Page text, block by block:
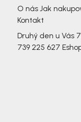
O nás Jak
Kontakt
Druhý den u Vás
739 225 627